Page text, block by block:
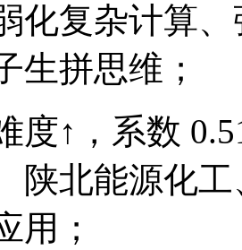
化复杂计算
生拼思维；
度↑，系数
陕北能源化
用；